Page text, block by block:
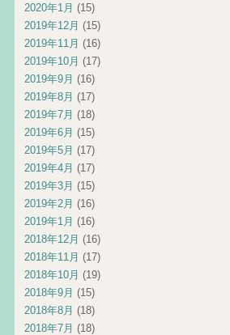
2020年1月 (15)
2019年12月 (15)
2019年11月 (16)
2019年10月 (17)
2019年9月 (16)
2019年8月 (17)
2019年7月 (18)
2019年6月 (15)
2019年5月 (17)
2019年4月 (17)
2019年3月 (15)
2019年2月 (16)
2019年1月 (16)
2018年12月 (16)
2018年11月 (17)
2018年10月 (19)
2018年9月 (15)
2018年8月 (18)
2018年7月 (18)